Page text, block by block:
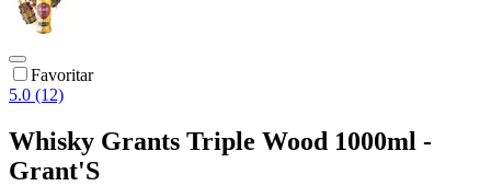
Favoritar
5.0 (12)
Whisky Grants Triple Wood 1000ml -
Grant'S